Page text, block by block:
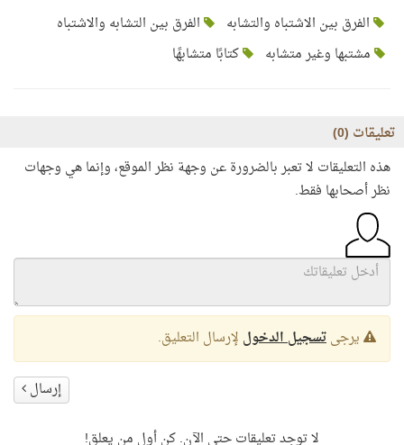
الفرق بين الاشتباه والتشابه
الفرق بين التشابه والاشتباه
مشتبها وغير متشابه
كتابًا متشابهًا
تعليقات (0
)
هذه التعليقات لا تعبر بالضرورة عن وجهة نظر الموقع، وإنما هي وجهات
نظر أصحابها فقط.
يرجىتسجيل الدخول لإرسال التعليق.
إرسال
لا توجد تعليقات حتى الآن. كن أول من يعلق!